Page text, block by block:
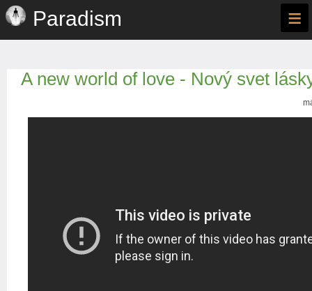
Paradism ≡
A new world of love - Nový svet